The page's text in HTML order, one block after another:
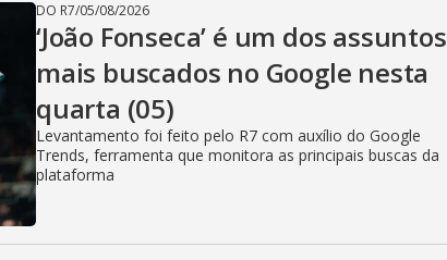
DO R7/05/08/2026
‘João Fonseca’ é um dos assuntos
mais buscados no Google nesta
quarta (05)
Levantamento foi feito pelo R7 com auxílio do Google
Trends, ferramenta que monitora as principais buscas da
plataforma